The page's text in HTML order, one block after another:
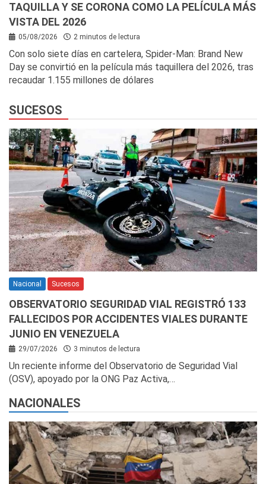
TAQUILLA Y SE CORONA COMO LA PELÍCULA MÁS
VISTA DEL 2026
05/08/2026 2 minutos de lectura
Con solo siete días en cartelera, Spider-Man: Brand New
Day se convirtió en la película más taquillera del 2026, tras
recaudar 1.155 millones de dólares
SUCESOS
Nacional Sucesos
OBSERVATORIO SEGURIDAD VIAL REGISTRÓ 133
FALLECIDOS POR ACCIDENTES VIALES DURANTE
JUNIO EN VENEZUELA
29/07/2026 3 minutos de lectura
Un reciente informe del Observatorio de Seguridad Vial
(OSV), apoyado por la ONG Paz Activa,…
NACIONALES